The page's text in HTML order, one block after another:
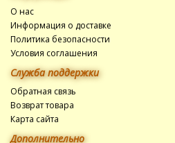
О нас
Информация о доставке
Политика безопасности
Условия соглашения
Служба поддержки
Обратная связь
Возврат товара
Карта сайта
Дополнительно